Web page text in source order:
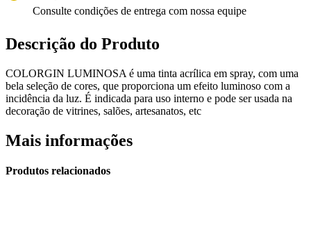
Consulte condições de entrega com nossa equipe
Descrição do Produto
COLORGIN LUMINOSA é uma tinta acrílica em spray, com uma
bela seleção de cores, que proporciona um efeito luminoso com a
incidência da luz. É indicada para uso interno e pode ser usada na
decoração de vitrines, salões, artesanatos, etc
Mais informações
Produtos relacionados